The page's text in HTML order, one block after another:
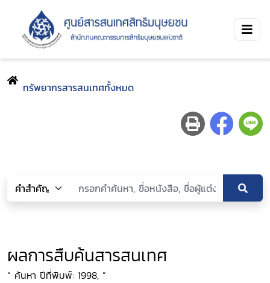
ทรัพยากรสารสนเทศทั้งหมด
ผลการสืบค้นสารสนเทศ
“ ค้นหา ปีที่พิมพ์: 1998, ”